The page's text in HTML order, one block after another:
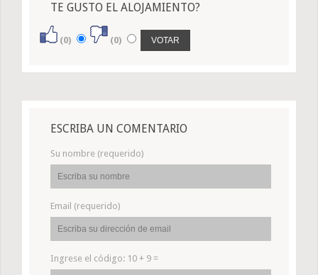
TE GUSTO EL ALOJAMIENTO?
(0) (0)
ESCRIBA UN COMENTARIO
Su nombre (requerido)
Email (requerido)
Ingrese el código: 10 + 9 =